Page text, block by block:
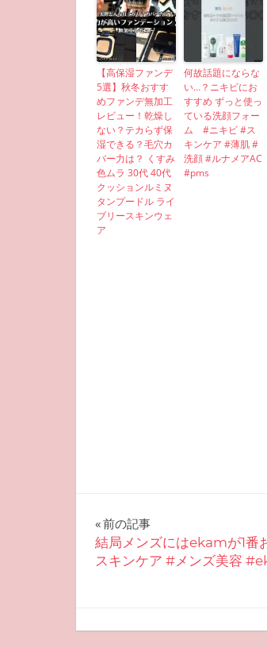
【高保湿ファンデ
5選】秋冬おすす
めファンデ無加工
レビュー！乾燥し
ない？テカらず保
湿できる？毛穴カ
バー力は？ くすみ
色ムラ 30代 40代
クッションルミヌ
タンプードル ライ
ブリースキンウェ
ア
何故話題にならな
い…？ニキビにお
すすめ ずっと使っ
ている洗顔フォー
ム #ニキビ #ス
キンケア #薄肌 #
洗顔 #ルナメアAC
#pms
投
稿
前の記事
結局メンズにはekamが1番
スキンケア #メンズ美容
2025-08-19
miyu
おすすめスキンケア